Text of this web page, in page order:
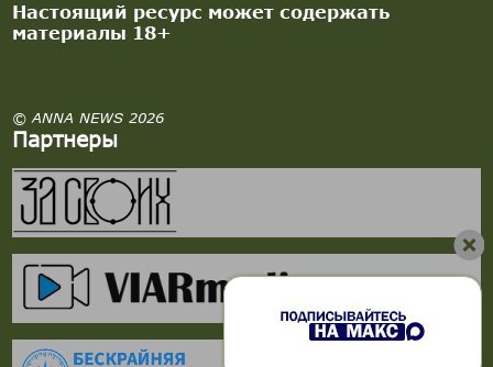
Настоящий ресурс может содержать
материалы 18+
© ANNA NEWS 2026
Партнеры